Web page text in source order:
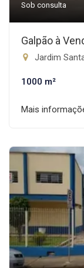
Sob consulta
Galpão à
Jardim
1000 m²
Mais